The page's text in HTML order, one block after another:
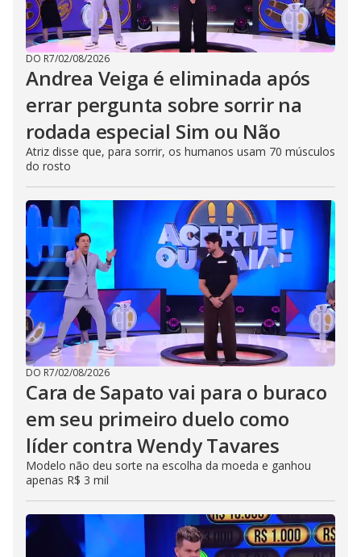
DO R7/02/08/2026
Andrea Veiga é eliminada após
errar pergunta sobre sorrir na
rodada especial Sim ou Não
Atriz disse que, para sorrir, os humanos usam 70 músculos
do rosto
DO R7/02/08/2026
Cara de Sapato vai para o buraco
em seu primeiro duelo como
líder contra Wendy Tavares
Modelo não deu sorte na escolha da moeda e ganhou
apenas R$ 3 mil